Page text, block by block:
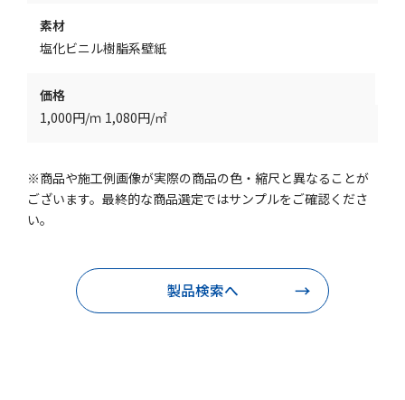
素材
塩化ビニル樹脂系壁紙
価格
1,000円/ｍ 1,080円/㎡
※商品や施工例画像が実際の商品の色・縮尺と異なることが
ございます。最終的な商品選定ではサンプルをご確認くださ
い。
製品検索へ